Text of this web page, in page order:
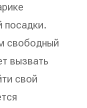
посадки.
свободный
вызвать
свой